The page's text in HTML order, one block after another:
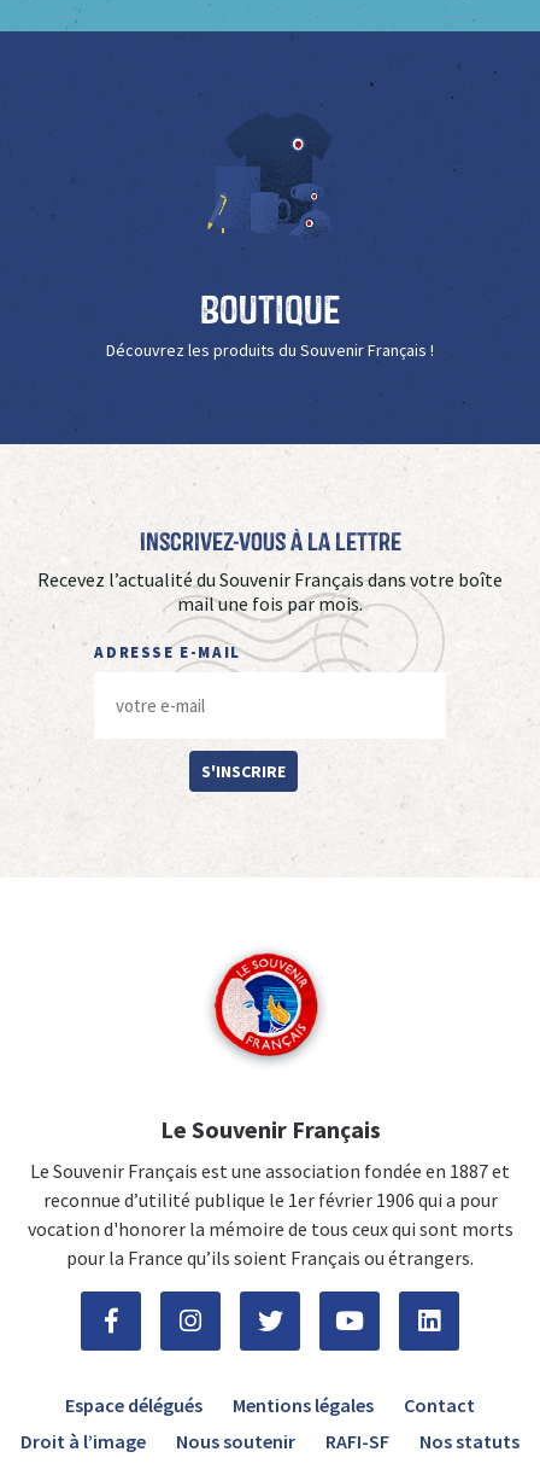
Boutique
Découvrez les produits du Souvenir Français !
Inscrivez-vous à La Lettre
Recevez l’actualité du Souvenir Français dans votre boîte
mail une fois par mois.
ADRESSE E-MAIL
S'INSCRIRE
Le Souvenir Français
Le Souvenir Français est une association fondée en 1887 et
reconnue d’utilité publique le 1er février 1906 qui a pour
vocation d'honorer la mémoire de tous ceux qui sont morts
pour la France qu’ils soient Français ou étrangers.
Espace délégués Mentions légales
Contact
Droit à l’image
Nous soutenir RAFI-SF Nos statuts